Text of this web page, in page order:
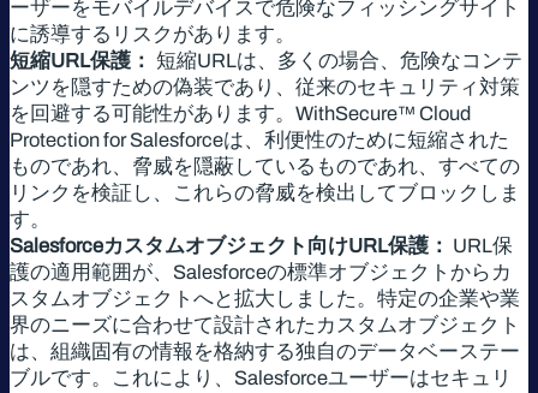
ーザーをモバイルデバイスで危険なフィッシングサイト
に誘導するリスクがあります。
短縮URL保護： 短縮URLは、多くの場合、危険なコンテ
ンツを隠すための偽装であり、従来のセキュリティ対策
を回避する可能性があります。WithSecure™ Cloud
Protection for Salesforceは、利便性のために短縮された
ものであれ、脅威を隠蔽しているものであれ、すべての
リンクを検証し、これらの脅威を検出してブロックしま
す。
Salesforceカスタムオブジェクト向けURL保護： URL保
護の適用範囲が、Salesforceの標準オブジェクトからカ
スタムオブジェクトへと拡大しました。特定の企業や業
界のニーズに合わせて設計されたカスタムオブジェクト
は、組織固有の情報を格納する独自のデータベーステー
ブルです。これにより、Salesforceユーザーはセキュリ